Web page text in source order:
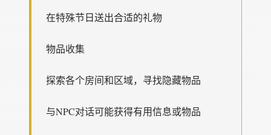
在特殊节日送出合适的礼物
物品收集
探索各个房间和区域，寻找隐藏物品
与NPC对话可能获得有用信息或物品